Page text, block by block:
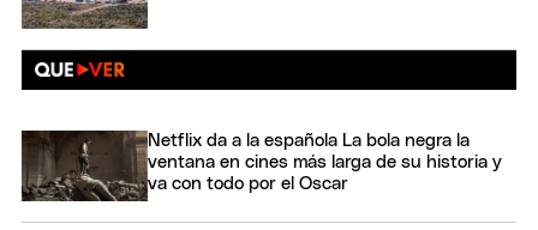
Netflix da a la española La bola negra la
ventana en cines más larga de su historia y
va con todo por el Oscar